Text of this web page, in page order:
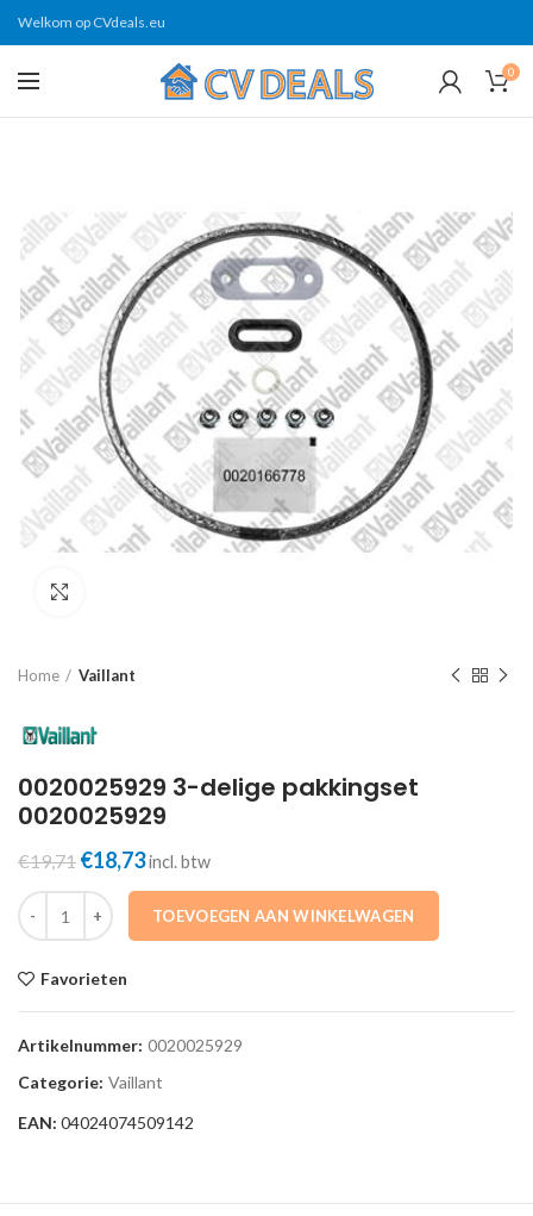
Welkom op CVdeals.eu
0
Home Vaillant
0020025929 3-delige pakkingset
0020025929
€19,71 Oorspronkelijke
was:
€19,71.
€18,73Huidige
is:
incl. btw
0020025929 3-delige pakkingset 0020025929 aantal
TOEVOEGEN AAN WINKELWAGEN
Favorieten
Artikelnummer: 0020025929
Categorie: Vaillant
EAN: 04024074509142